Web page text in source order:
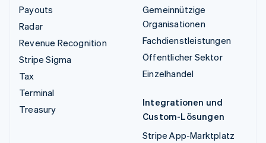
Payouts
Radar
Revenue Recognition
Stripe Sigma
Tax
Terminal
Treasury
Gemeinnützige
Organisationen
Fachdienstleistungen
Öffentlicher Sektor
Einzelhandel
Integrationen und
Custom-Lösungen
Stripe App-Marktplatz